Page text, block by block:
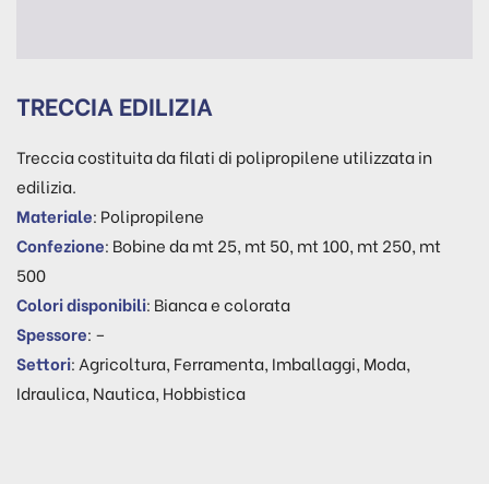
TRECCIA EDILIZIA
Treccia costituita da filati di polipropilene utilizzata in
edilizia.
Materiale: Polipropilene
Confezione: Bobine da mt 25, mt 50, mt 100, mt 250, mt
500
Colori disponibili: Bianca e colorata
Spessore: –
Settori: Agricoltura, Ferramenta, Imballaggi, Moda,
Idraulica, Nautica, Hobbistica